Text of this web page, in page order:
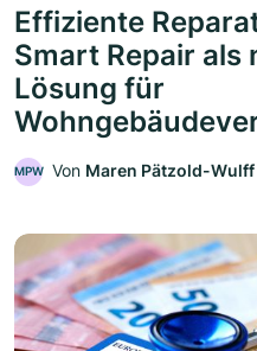
Effiziente
Smart Repair als
Lösung für
MPW Von Maren Pätzold-Wulff